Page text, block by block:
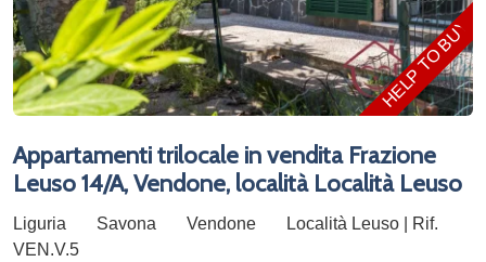
HELP TO BUY!
Appartamenti trilocale in vendita Frazione
Leuso 14/A, Vendone, località Località Leuso
Liguria Savona Vendone
Località Leuso | Rif.
VEN.V.5